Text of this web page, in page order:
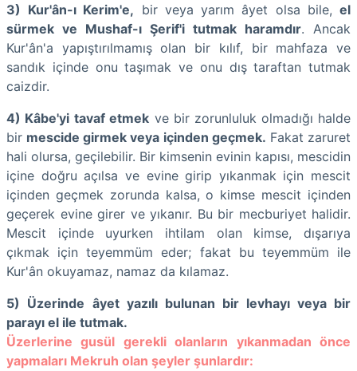
3) Kur'ân-ı Kerim'e, bir veya yarım âyet olsa bile,el
sürmek ve Mushaf-ı Şerif'i tutmak haramdır. Ancak
Kur'ân'a yapıştırılmamış olan bir kılıf, bir mahfaza ve
sandık içinde onu taşımak ve onu dış taraftan tutmak
caizdir.
4) Kâbe'yi tavaf etmek ve bir zorunluluk olmadığı halde
bir mescide girmek veya içinden geçmek. Fakat zaruret
hali olursa, geçilebilir. Bir kimsenin evinin kapısı, mescidin
içine doğru açılsa ve evine girip yıkanmak için mescit
içinden geçmek zorunda kalsa, o kimse mescit içinden
geçerek evine girer ve yıkanır. Bu bir mecburiyet halidir.
Mescit içinde uyurken ihtilam olan kimse, dışarıya
çıkmak için teyemmüm eder; fakat bu teyemmüm ile
Kur'ân okuyamaz, namaz da kılamaz.
5) Üzerinde âyet yazılı bulunan bir levhayı veya bir
parayı el ile tutmak.
Üzerlerine gusül gerekli olanların yıkanmadan önce
yapmaları Mekruh olan şeyler şunlardır: